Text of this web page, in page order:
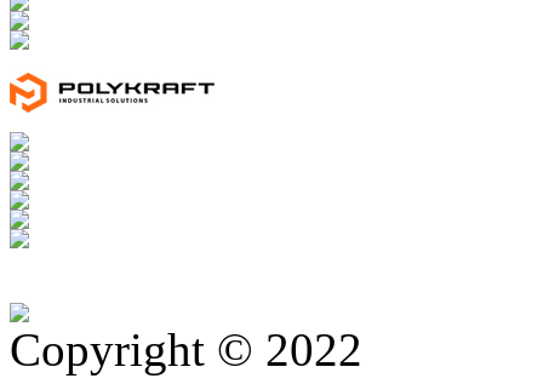
Copyright © 2022